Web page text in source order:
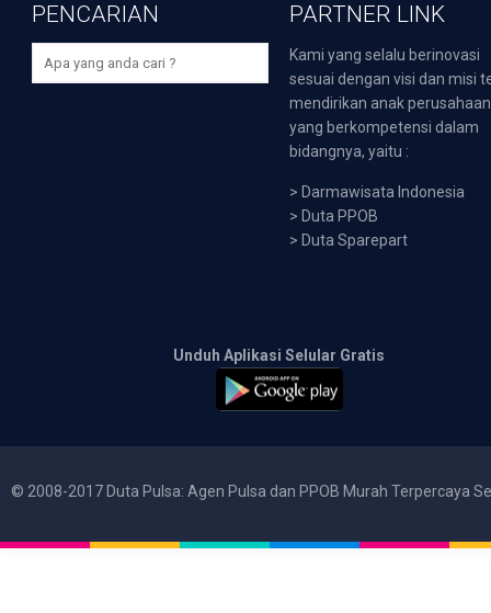
PENCARIAN PARTNER LINK
Kami yang selalu berinovasi
sesuai dengan visi dan misi
mendirikan anak perusahaan
yang berkompetensi dalam
bidangnya, yaitu :
> Darmawisata Indonesia
> Duta PPOB
> Duta Sparepart
Unduh Aplikasi Selular Gratis
© 2008-2017 Duta Pulsa: Agen Pulsa dan PPOB Murah Terpercaya